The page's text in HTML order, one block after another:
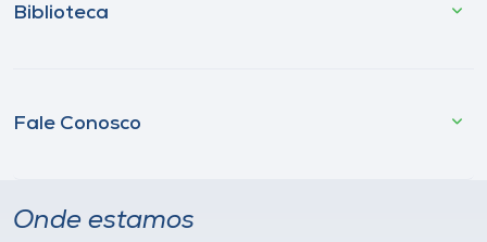
Biblioteca
Fale Conosco
Onde estamos